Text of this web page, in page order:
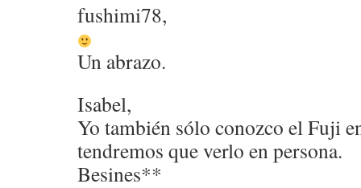
fushimi78,
Un abrazo.
Isabel,
Yo también sólo conozco el Fuji
tendremos que verlo en persona.
Besines**